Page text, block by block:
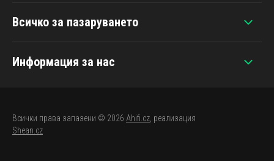
Всичко за пазаруването
Информация за нас
Всички права запазени © 2026 Ahifi.cz, реализация
Shean.cz